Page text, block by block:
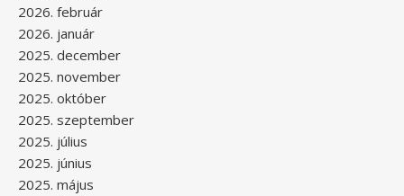
2026. február
2026. január
2025. december
2025. november
2025. október
2025. szeptember
2025. július
2025. június
2025. május